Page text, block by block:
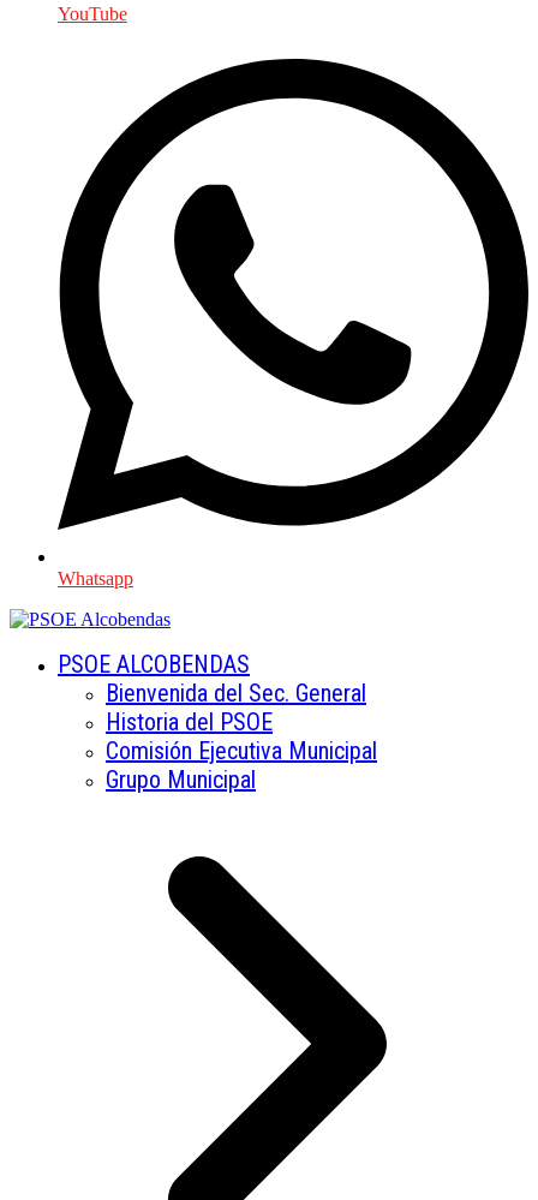
YouTube
Whatsapp
PSOE ALCOBENDAS
Bienvenida del Sec. General
Historia del PSOE
Comisión Ejecutiva Municipal
Grupo Municipal